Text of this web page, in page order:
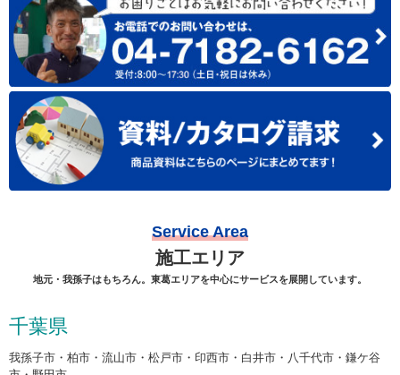
Service Area
施工エリア
地元・我孫子はもちろん。東葛エリアを中心にサービスを展開しています。
千葉県
我孫子市・柏市・流山市・松戸市・印西市・白井市・八千代市・鎌ケ谷